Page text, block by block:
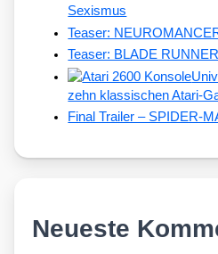
Sexismus
Teaser:
Teaser: BLADE
zehn klassischen Atari-
Final Trailer – SPIDER-
Neueste